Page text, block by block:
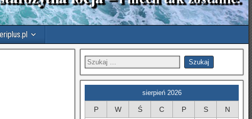
sierpień 2026
P W Ś C P S N